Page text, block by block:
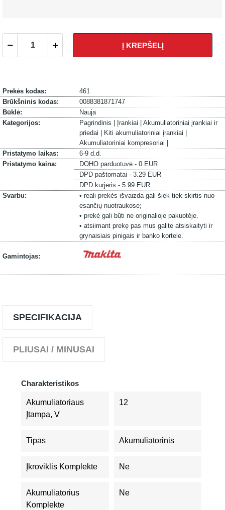
Į KREPŠELĮ
Prekės kodas:
461
Brūkšninis kodas:
0088381871747
Būklė:
Nauja
Kategorijos:
Pagrindinis | Įrankiai | Akumuliatoriniai įrankiai ir
priedai |
Kiti akumuliatoriniai įrankiai |
Akumuliatoriniai kompresoriai |
Pristatymo laikas:
6-9 d.d.
Pristatymo kaina:
DOHO parduotuvė - 0 EUR
DPD paštomatai - 3.29 EUR
DPD kurjeris - 5.99 EUR
Svarbu:
• reali prekės išvaizda gali šiek tiek skirtis nuo
esančių nuotraukose;
• prekė gali būti ne originalioje pakuotėje.
• atsiimant prekę pas mus galite atsiskaityti ir
grynaisiais pinigais ir banko kortele.
Gamintojas:
SPECIFIKACIJA
PLIUSAI / MINUSAI
Charakteristikos
Akumuliatoriaus
Įtampa, V
12
Tipas Akumuliatorinis
Įkroviklis Komplekte Ne
Akumuliatorius
Komplekte
Ne